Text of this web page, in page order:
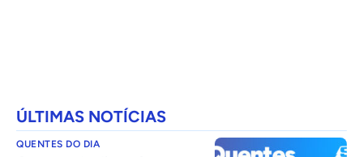
ÚLTIMAS NOTÍCIAS
QUENTES DO DIA